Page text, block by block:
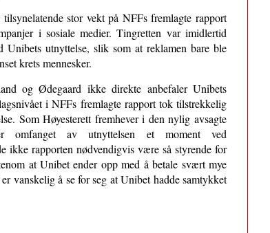
stor vekt på NFFs fremlagte rapport
i sosiale medier. Tingretten var imidlertid
utnyttelse, slik som at reklamen bare ble
krets mennesker.
og Ødegaard ikke direkte anbefaler Unibets
i NFFs fremlagte rapport tok tilstrekkelig
Som Høyesterett fremhever i den nylig avsagte
av utnyttelsen et moment ved
ikke rapporten nødvendigvis være så styrende for
at Unibet ender opp med å betale svært mye
vanskelig å se for seg at Unibet hadde samtykket